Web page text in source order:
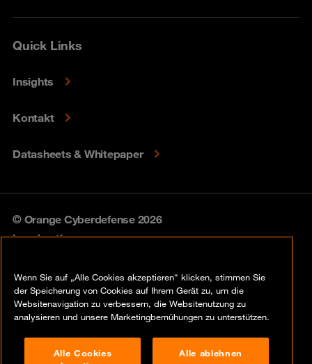
Quick Links
Insights
Kontakt
Datasheets & Whitepaper
© Orange Cyberdefense 2026
Legal notice
Vulnerability policy
Compliance
Wenn Sie auf „Alle Cookies akzeptieren“ klicken, stimmen Sie
der Speicherung von Cookies auf Ihrem Gerät zu, um die
Websitenavigation zu verbessern, die Websitenutzung zu
analysieren und unsere Marketingbemühungen zu unterstützen.
Alle Cookies
Alle ablehnen